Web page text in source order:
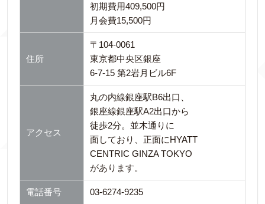
初期費用409,500円
月会費15,500円
住所
〒104-0061
東京都中央区銀座
6-7-15 第2岩月ビル6F
アクセス
丸の内線銀座駅B6出口、
銀座線銀座駅A2出口から
徒歩2分。並木通りに
面しており、正面にHYATT
CENTRIC GINZA TOKYO
があります。
電話番号 03-6274-9235